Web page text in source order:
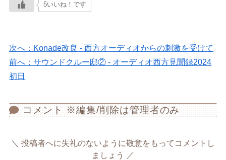
5いいね！です
次へ：Konade改良 - 西方オーディオからの刺激を受けて
前へ：サウンドクルー邸② - オーディオ西方見聞録2024
初日
コメント ※編集/削除は管理者のみ
投稿者へに失礼のないように敬意をもってコメントし
ましょう